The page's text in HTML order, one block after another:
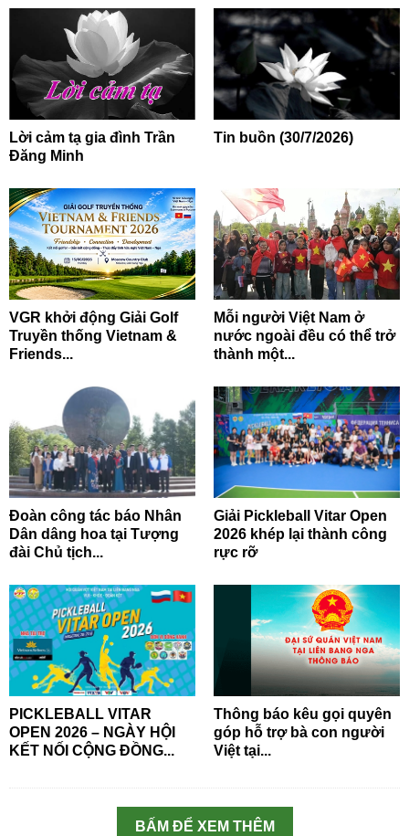
Lời cảm tạ gia đình Trần
Đăng Minh
Tin buồn (30/7/2026)
VGR khởi động Giải Golf
Truyền thống Vietnam &
Friends...
Mỗi người Việt Nam ở
nước ngoài đều có thể trở
thành một...
Đoàn công tác báo Nhân
Dân dâng hoa tại Tượng
đài Chủ tịch...
Giải Pickleball Vitar Open
2026 khép lại thành công
rực rỡ
PICKLEBALL VITAR
OPEN 2026 – NGÀY HỘI
KẾT NỐI CỘNG ĐỒNG...
Thông báo kêu gọi quyên
góp hỗ trợ bà con người
Việt tại...
BẤM ĐỂ XEM THÊM